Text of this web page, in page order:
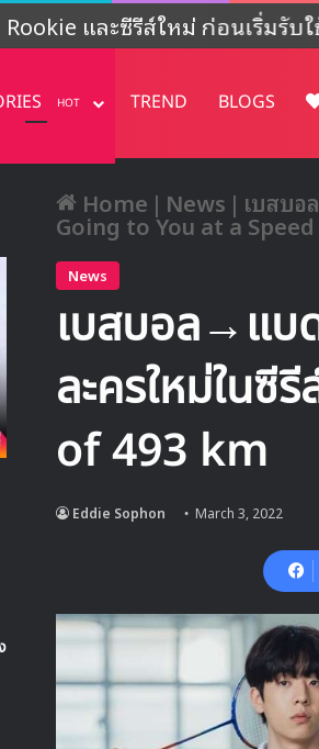
และซีรีส์ใหม่ ก่อนเริ่มรับใ
HOT TREND BLOGS
Home | News | เบสบอ
Going to You at a
News
เบสบอล→แบ
ละครใหม่ใน
of 493 km
Eddie Sophon March 3, 2022